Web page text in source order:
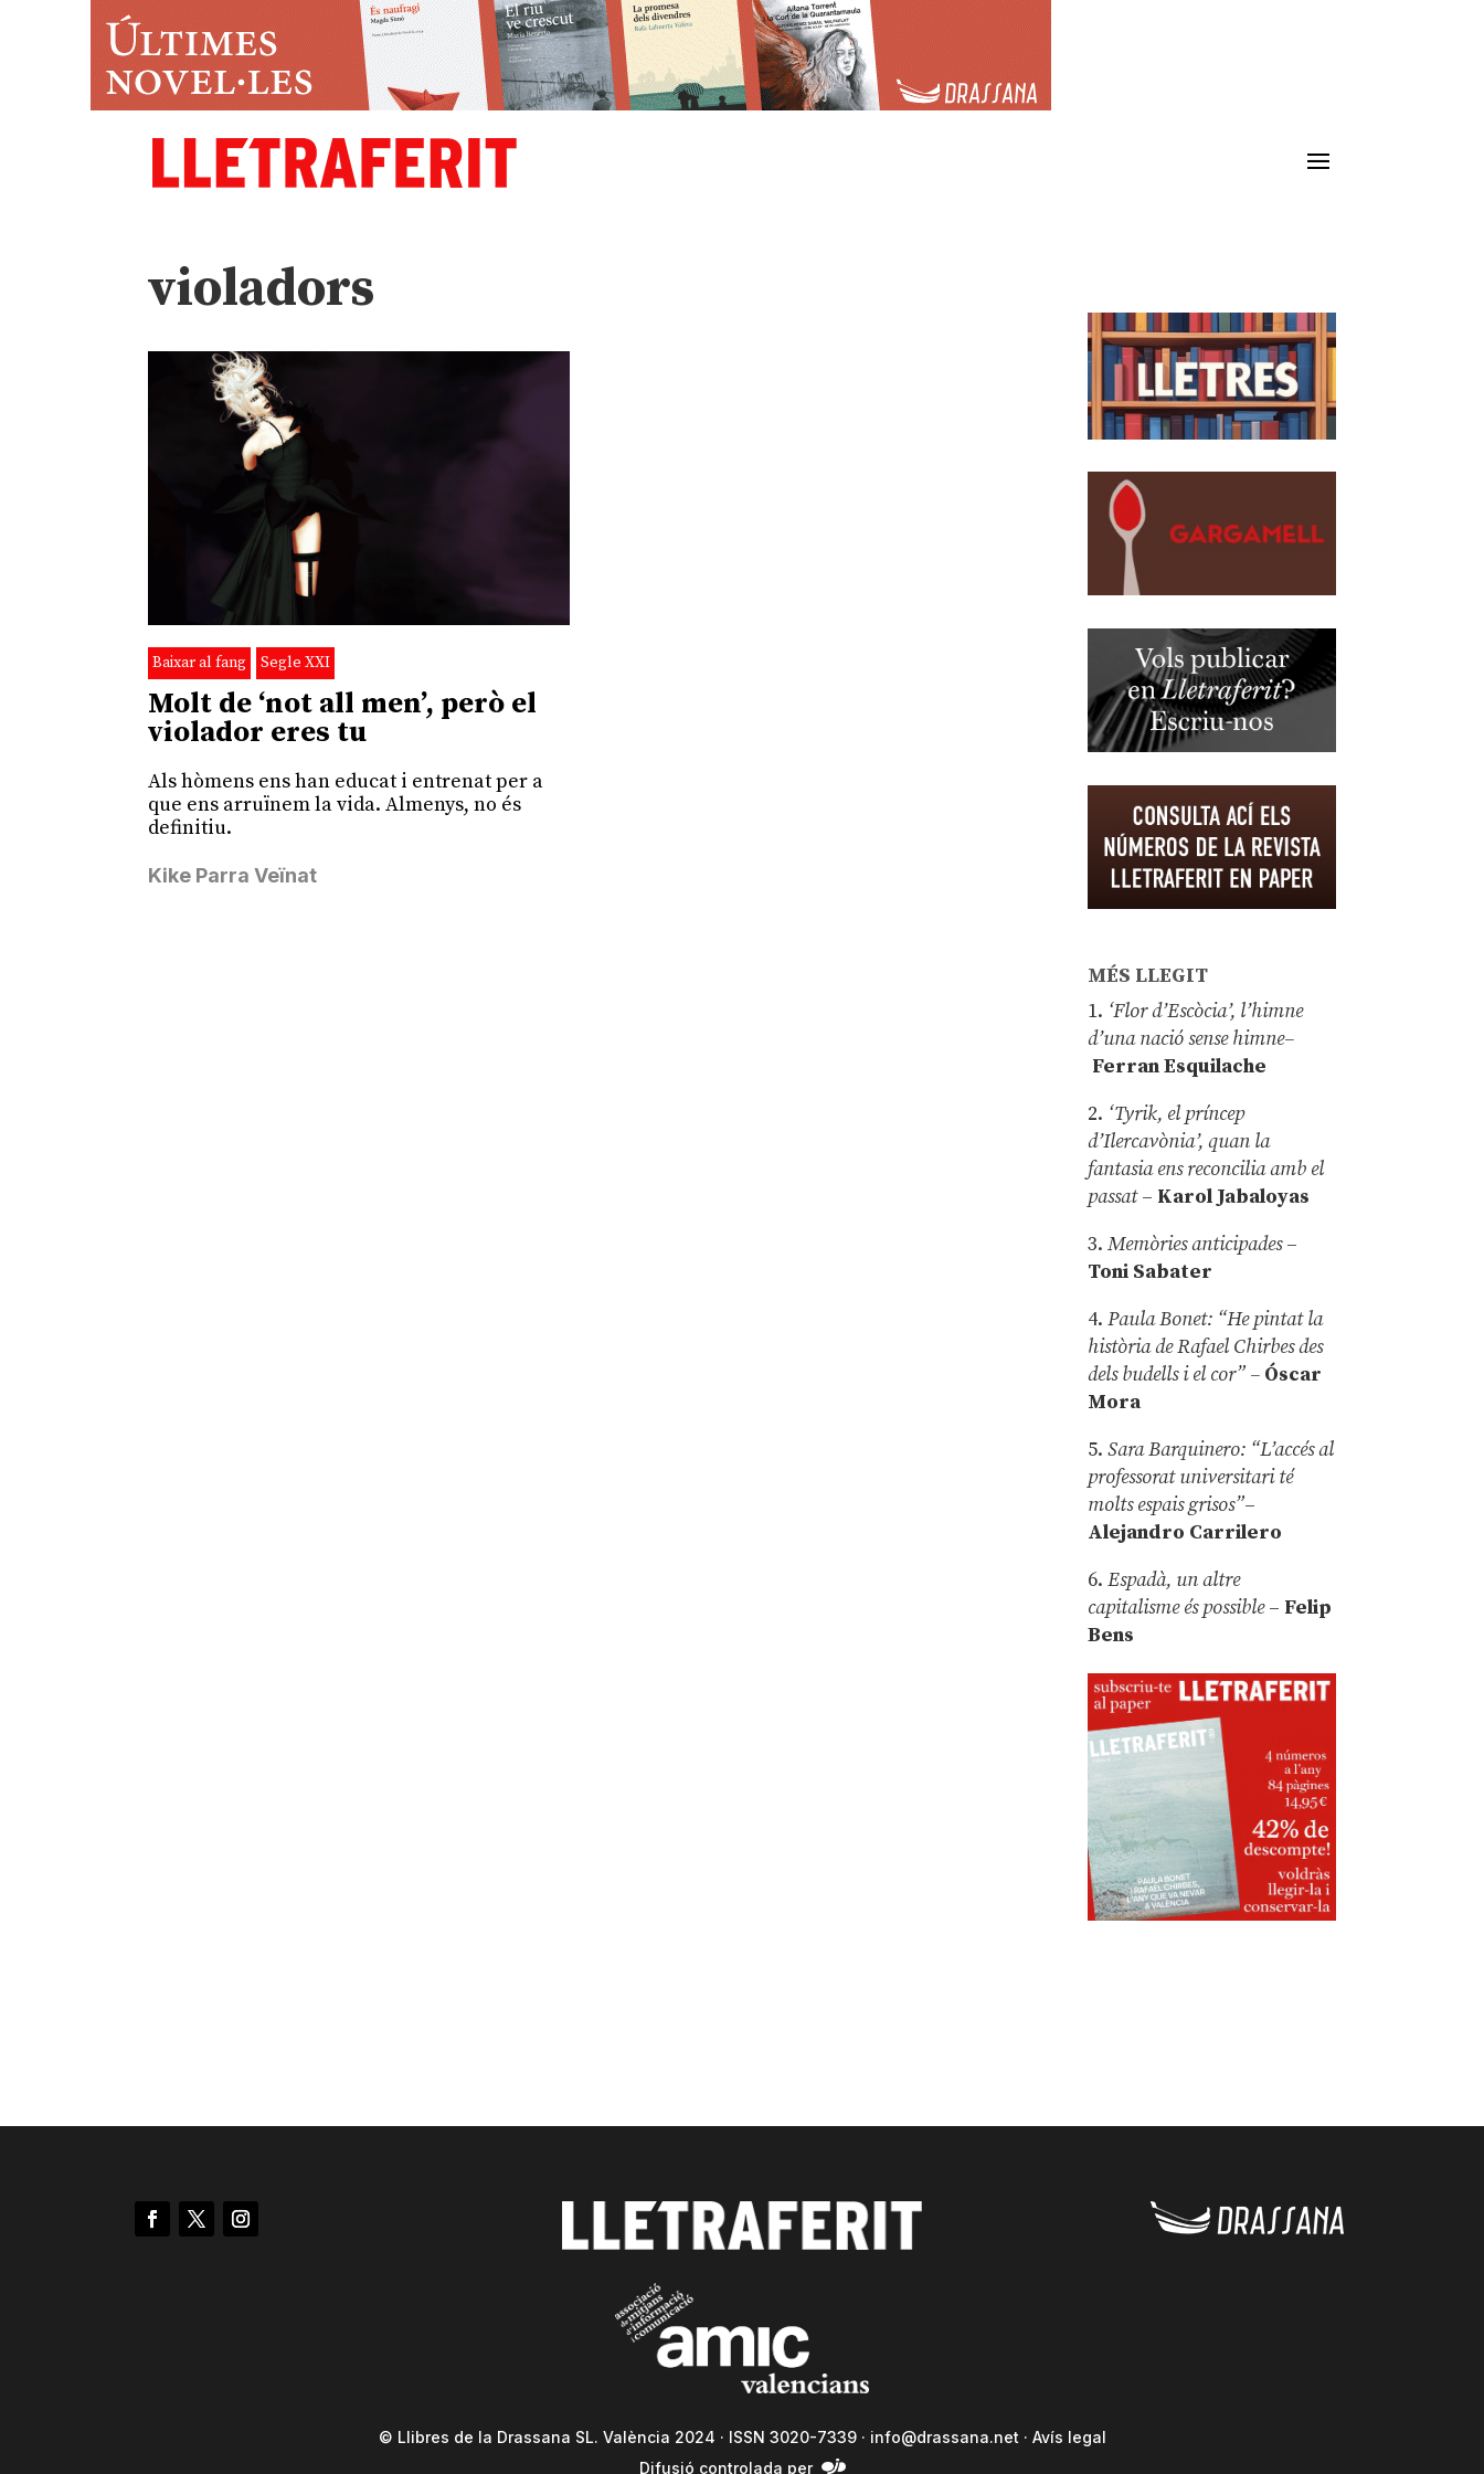
violadors
Baixar al fang Segle XXI
Molt de ‘not all men’, però el
violador eres tu
Als hòmens ens han educat i entrenat per a
que ens arruïnem la vida. Almenys, no és
definitiu.
Kike Parra Veïnat
MÉS LLEGIT
1. ‘Flor d’Escòcia’, l’himne
d’una nació sense himne–
Ferran Esquilache
2. ‘Tyrik, el príncep
d’Ilercavònia’, quan la
fantasia ens reconcilia amb el
passat– Karol Jabaloyas
3.Memòries anticipades–
Toni Sabater
4.Paula Bonet: “He pintat la
història de Rafael Chirbes des
dels budells i el cor” – Óscar
Mora
5.Sara Barquinero: “L’accés al
professorat universitari té
molts espais grisos”–
Alejandro Carrilero
6.Espadà, un altre
capitalisme és possible – Felip
Bens
© Llibres de la Drassana SL. València 2024 · ISSN 3020-7339 · info@drassana.net · Avís legal
Difusió controlada per